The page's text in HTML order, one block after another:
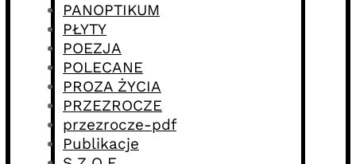
PANOPTIKUM
PŁYTY
POEZJA
POLECANE
PROZA ŻYCIA
PRZEZROCZE
przezrocze-pdf
Publikacje